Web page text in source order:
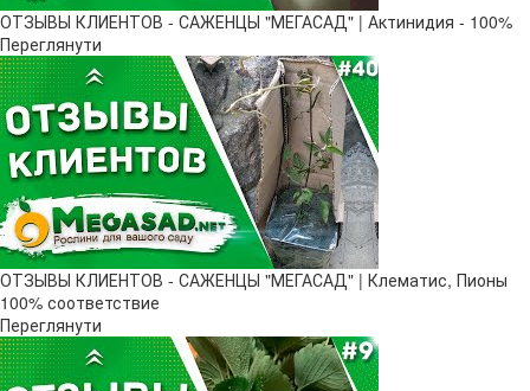
ОТЗЫВЫ КЛИЕНТОВ - САЖЕНЦЫ "МЕГАСАД" | Актинидия - 100%
Переглянути
ОТЗЫВЫ КЛИЕНТОВ - САЖЕНЦЫ "МЕГАСАД" | Клематис, Пионы
100% соответствие
Переглянути